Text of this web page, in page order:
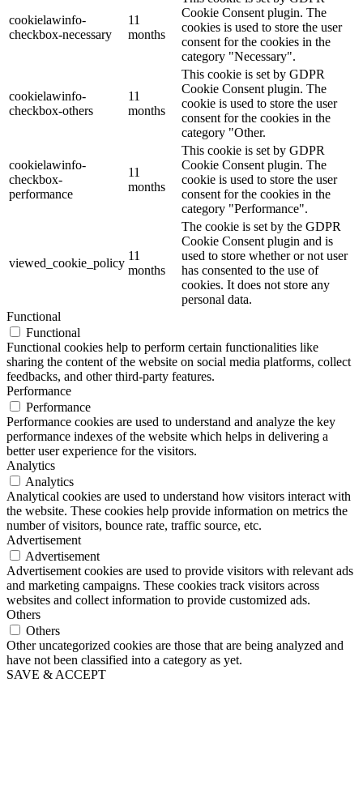
cookielawinfo-
checkbox-necessary
11
months
Cookie Consent plugin. The
cookies is used to store the user
consent for the cookies in the
category "Necessary".
cookielawinfo-
checkbox-others
11
months
This cookie is set by GDPR
Cookie Consent plugin. The
cookie is used to store the user
consent for the cookies in the
category "Other.
cookielawinfo-
checkbox-
performance
11
months
This cookie is set by GDPR
Cookie Consent plugin. The
cookie is used to store the user
consent for the cookies in the
category "Performance".
viewed_cookie_policy
11
months
The cookie is set by the GDPR
Cookie Consent plugin and is
used to store whether or not user
has consented to the use of
cookies. It does not store any
personal data.
Functional
Functional
Functional cookies help to perform certain functionalities like
sharing the content of the website on social media platforms, collect
feedbacks, and other third-party features.
Performance
Performance
Performance cookies are used to understand and analyze the key
performance indexes of the website which helps in delivering a
better user experience for the visitors.
Analytics
Analytics
Analytical cookies are used to understand how visitors interact with
the website. These cookies help provide information on metrics the
number of visitors, bounce rate, traffic source, etc.
Advertisement
Advertisement
Advertisement cookies are used to provide visitors with relevant ads
and marketing campaigns. These cookies track visitors across
websites and collect information to provide customized ads.
Others
Others
Other uncategorized cookies are those that are being analyzed and
have not been classified into a category as yet.
SAVE & ACCEPT